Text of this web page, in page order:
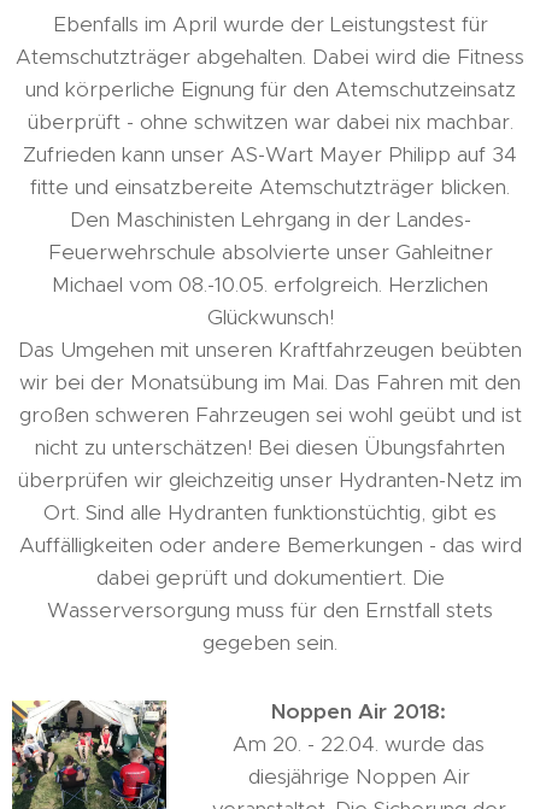
Ebenfalls im April wurde der Leistungstest für
Atemschutzträger abgehalten. Dabei wird die Fitness
und körperliche Eignung für den Atemschutzeinsatz
überprüft - ohne schwitzen war dabei nix machbar.
Zufrieden kann unser AS-Wart Mayer Philipp auf 34
fitte und einsatzbereite Atemschutzträger blicken.
Den Maschinisten Lehrgang in der Landes-
Feuerwehrschule absolvierte unser Gahleitner
Michael vom 08.-10.05. erfolgreich. Herzlichen
Glückwunsch!
Das Umgehen mit unseren Kraftfahrzeugen beübten
wir bei der Monatsübung im Mai. Das Fahren mit den
großen schweren Fahrzeugen sei wohl geübt und ist
nicht zu unterschätzen! Bei diesen Übungsfahrten
überprüfen wir gleichzeitig unser Hydranten-Netz im
Ort. Sind alle Hydranten funktionstüchtig, gibt es
Auffälligkeiten oder andere Bemerkungen - das wird
dabei geprüft und dokumentiert. Die
Wasserversorgung muss für den Ernstfall stets
gegeben sein.
Noppen Air 2018:
Am 20. - 22.04. wurde das
diesjährige Noppen Air